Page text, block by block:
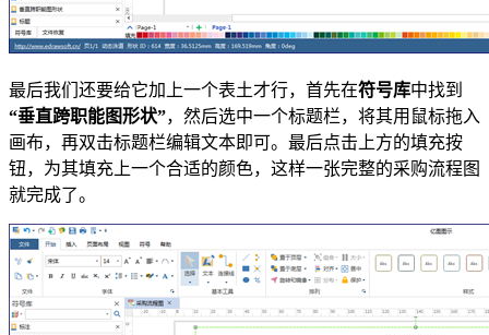
最后我们还要给它加上一个表土才行，首先在符号库中找到
“垂直跨职能图形状”，然后选中一个标题栏，将其用鼠标拖入
画布，再双击标题栏编辑文本即可。最后点击上方的填充按
钮，为其填充上一个合适的颜色，这样一张完整的采购流程图
就完成了。